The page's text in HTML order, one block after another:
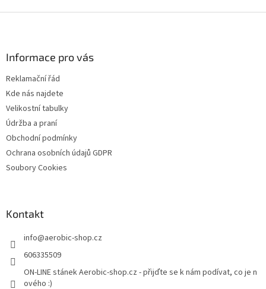
Informace pro vás
Reklamační řád
Kde nás najdete
Velikostní tabulky
Údržba a praní
Obchodní podmínky
Ochrana osobních údajů GDPR
Soubory Cookies
Kontakt
info@aerobic-shop.cz
606335509
ON-LINE stánek Aerobic-shop.cz - přijďte se k nám podívat, co je n
ového :)